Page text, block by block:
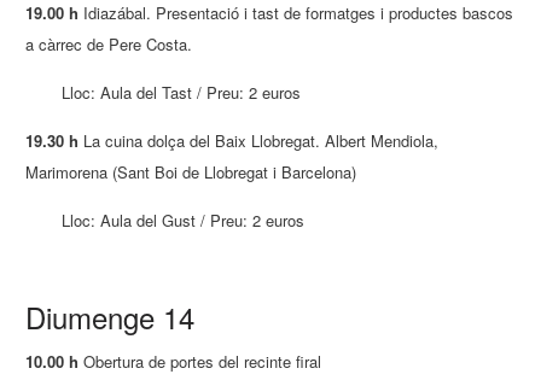
19.00 h Idiazábal. Presentació i tast de formatges i productes bascos
a càrrec de Pere Costa.
Lloc: Aula del Tast / Preu: 2 euros
19.30 h La cuina dolça del Baix Llobregat. Albert Mendiola,
Marimorena (Sant Boi de Llobregat i Barcelona)
Lloc: Aula del Gust / Preu: 2 euros
Diumenge 14
10.00 h Obertura de portes del recinte firal